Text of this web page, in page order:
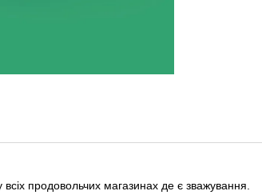
продовольчих магазинах де є зважування.